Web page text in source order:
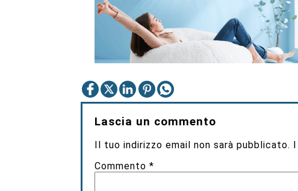
Lascia un commento
Il tuo indirizzo email non sarà pubblicato.
Commento*